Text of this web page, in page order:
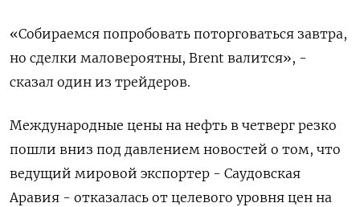
«Собираемся попробовать поторговаться завтра,
но сделки маловероятны, Brent валится», -
сказал один из трейдеров.
Международные цены на нефть в четверг резко
пошли вниз под давлением новостей о том, что
ведущий мировой экспортер - Саудовская
Аравия - отказалась от целевого уровня цен на